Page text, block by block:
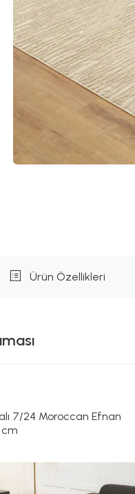
Ürün Özellikleri
7/24 Moroccan Efnan